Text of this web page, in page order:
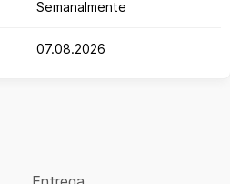
Semanalmente
07.08.2026